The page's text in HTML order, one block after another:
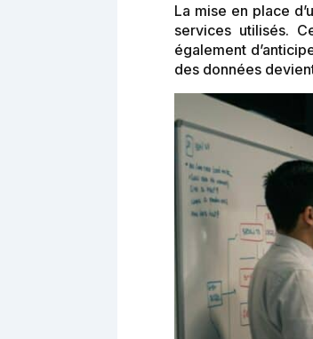
La mise en place
services utilisés.
également
des données